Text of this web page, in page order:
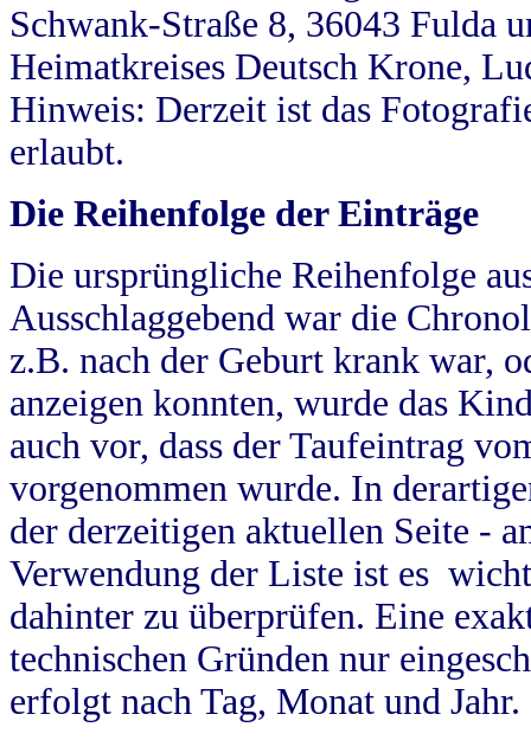
Schwank-Straße 8, 36043 Fulda
Heimatkreises Deutsch Krone,
Hinweis: Derzeit ist das
erlaubt.
Die Reihenfolge der Einträge
Die ursprüngliche Reihenfolge
Ausschlaggebend war die
z.B. nach der Geburt krank war,
anzeigen konnten, wurde das
auch vor, dass der Taufeintrag
vorgenommen wurde. In
der derzeitigen aktuellen Seite -
Verwendung der Liste ist es
dahinter zu überprüfen. Eine
technischen Gründen nur
erfolgt nach Tag, Monat und Jahr.